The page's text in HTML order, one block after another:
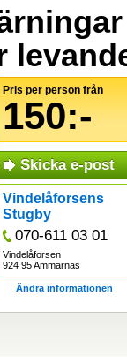
Pris per person från
150:-
Skicka e-post
Vindelåforsens
Stugby
070-611 03 01
Vindelåforsen
924 95 Ammarnäs
Ändra informationen